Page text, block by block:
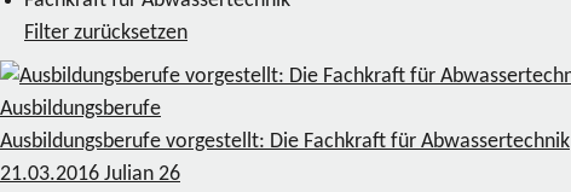
Filter zurücksetzen
Ausbildungsberufe
Ausbildungsberufe vorgestellt: Die Fachkraft für Abwassertechnik
21.03.2016 Julian 26